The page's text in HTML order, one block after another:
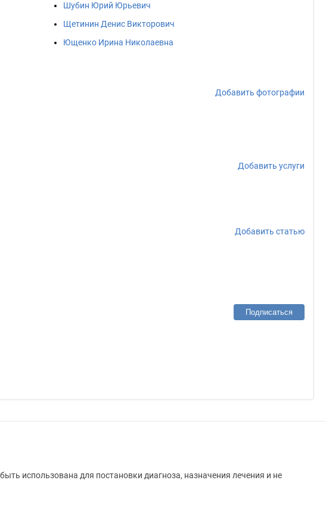
Шубин Юрий Юрьевич
Щетинин Денис Викторович
Ющенко Ирина Николаевна
Добавить фотографии
Добавить услуги
Добавить статью
Подписаться
использована для постановки диагноза, назначения лечения и не